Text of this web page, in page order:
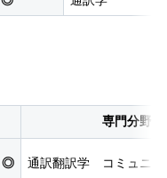
専門分野
◎ 通訳翻訳学 コミュニケ